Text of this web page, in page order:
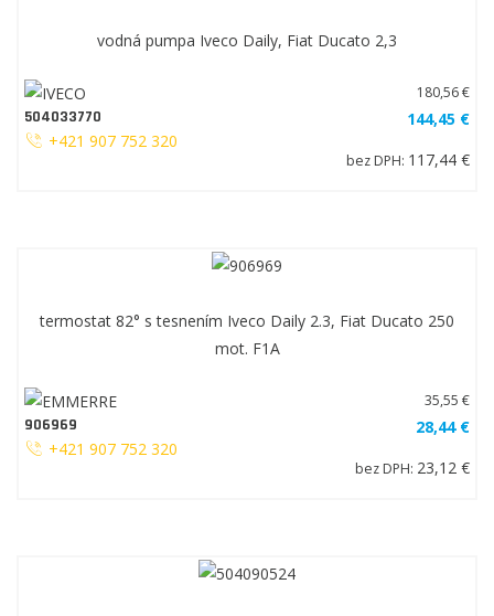
vodná pumpa Iveco Daily, Fiat Ducato 2,3
504033770
+421 907 752 320
180,56 €
144,45 €
bez DPH: 117,44 €
termostat 82° s tesnením Iveco Daily 2.3, Fiat Ducato 250
mot. F1A
906969
+421 907 752 320
35,55 €
28,44 €
bez DPH: 23,12 €